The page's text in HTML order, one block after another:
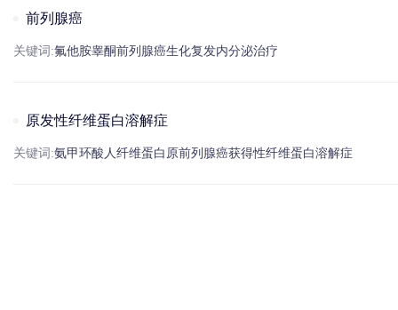
前列腺癌
关键词:氟他胺睾酮前列腺癌生化复发内分泌治疗
原发性纤维蛋白溶解症
关键词:氨甲环酸 人纤维蛋白原前列腺癌获得性纤维蛋白溶解症